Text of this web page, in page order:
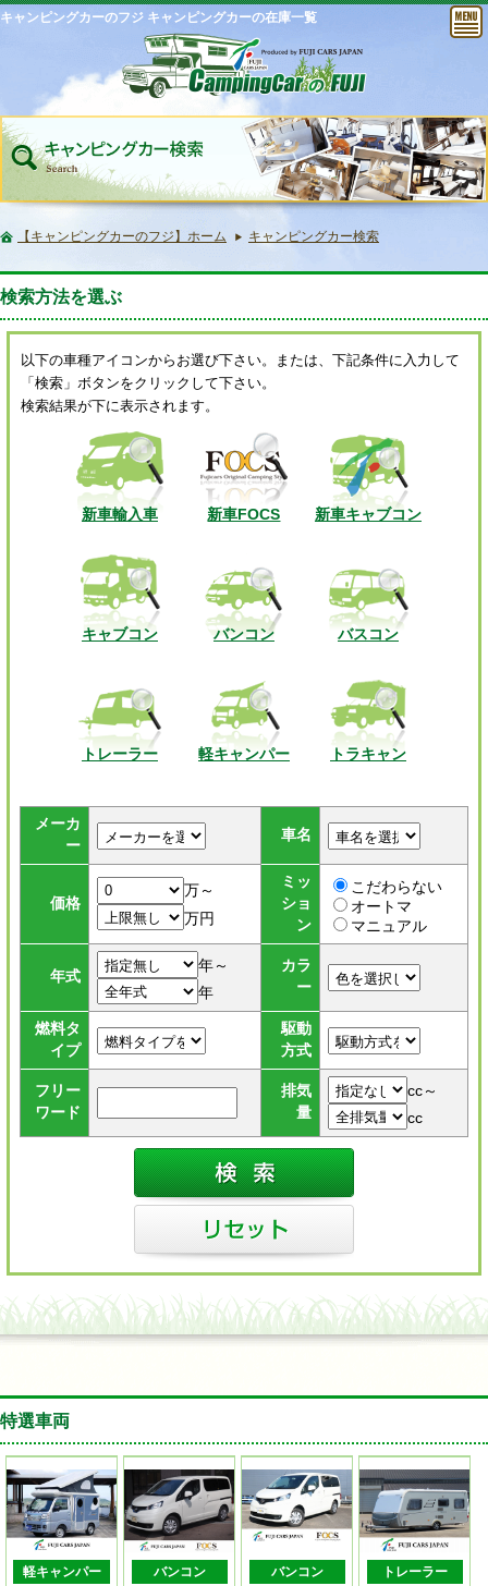
キャンピングカーのフジ キャンピングカーの在庫一覧
【キャンピングカーのフジ】ホーム キャンピングカー検索
検索方法を選ぶ
以下の車種アイコンからお選び下さい。または、下記条件に入力して
「検索」ボタンをクリックして下さい。
検索結果が下に表示されます。
新車輸入車 新車FOCS 新車キャブコン
キャブコン バンコン バスコン
トレーラー 軽キャンパー トラキャン
メーカ
ー
車名
価格
万～
万円
ミッ
ショ
ン
こだわらない
オートマ
マニュアル
年式
年～
年
カラ
ー
燃料タ
イプ
駆動
方式
フリー
ワード
排気
量
cc～
cc
特選車両
軽キャンパー バンコン バンコン トレーラー